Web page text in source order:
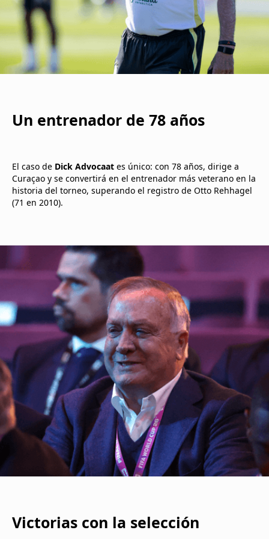
Un entrenador de 78 años
El caso de Dick Advocaat es único: con 78 años, dirige a
Curaçao y se convertirá en el entrenador más veterano en la
historia del torneo, superando el registro de Otto Rehhagel
(71 en 2010).
Victorias con la selección